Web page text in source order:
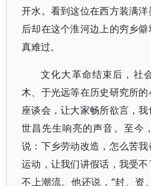
开水。看到这位在西方装满
后却在这个淮河边上的穷乡
真难过。
文化大革命结束后，社
木、于光远等在历史研究所
座谈会，让大家畅所欲言，
世昌先生响亮的声音。至今
说：下乡劳动改造，怎么苦
运动，让我们讲假话，我受
不上潮流。他还说，“封、资